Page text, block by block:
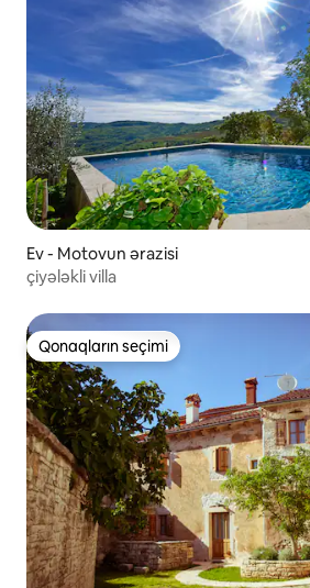
Ev - Motovun ərazisi
çiyələkli villa
Qonaqların seçimi
Qonaqların seçimi